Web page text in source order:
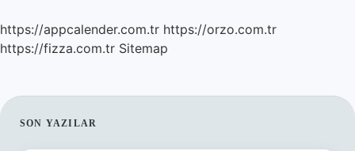
https://appcalender.com.tr https://orzo.com.tr
https://fizza.com.tr Sitemap
SIDEBAR
SON YAZILAR